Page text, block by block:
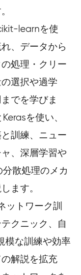
learnを使
、データから
処理・クリー
選択や過学
でを学びま
を使い、
訓練、ニュー
、深層学習や
散処理のメカ
ます。
ットワーク訓
クニック、自
模な訓練や効率
解説を拡充